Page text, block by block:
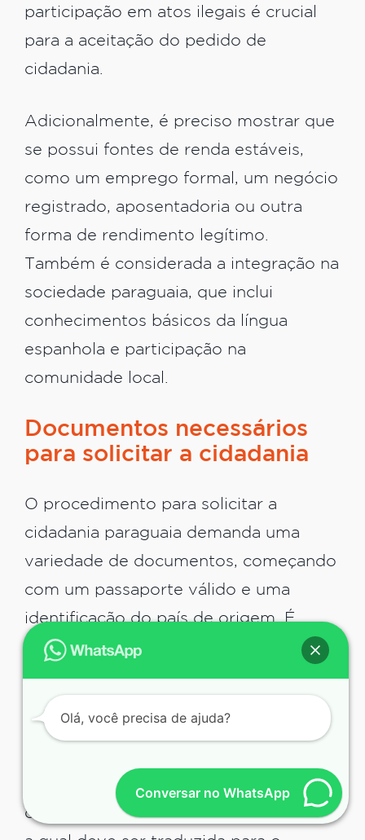
participação em atos ilegais é crucial
para a aceitação do pedido de
cidadania.
Adicionalmente, é preciso mostrar que
se possui fontes de renda estáveis,
como um emprego formal, um negócio
registrado, aposentadoria ou outra
forma de rendimento legítimo.
Também é considerada a integração na
sociedade paraguaia, que inclui
conhecimentos básicos da língua
espanhola e participação na
comunidade local.
Documentos necessários
para solicitar a cidadania
O procedimento para solicitar a
cidadania paraguaia demanda uma
variedade de documentos, começando
com um passaporte válido e uma
identificação do país de origem. É
importante que esses documentos
estejam atualizados; e, se possível, que
venham acompanhados de traduções
oficiais.
É obrigatória a apresentação da
certidão de nascimento do requerente,
Conversar no WhatsApp
Olá, você precisa de ajuda?